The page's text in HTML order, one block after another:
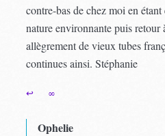
contre-bas de chez moi en
nature environnante puis retour
allègrement de vieux tubes
continues ainsi. Stéphanie
↩ ∞
Ophelie